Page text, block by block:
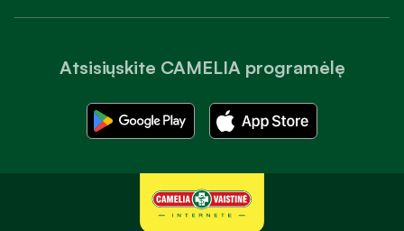
Atsisiųskite CAMELIA programėlę